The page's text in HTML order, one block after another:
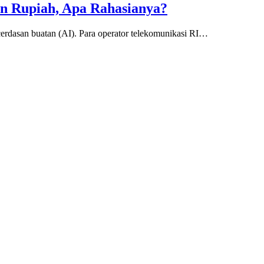
Apa Rahasianya?
buatan (AI). Para operator telekomunikasi RI…